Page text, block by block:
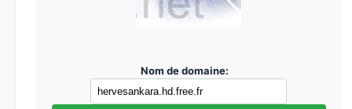
Nom de domaine: